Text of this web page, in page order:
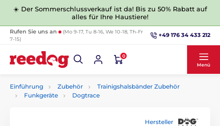
☀️ Der Sommerschlussverkauf ist da! Bis zu 50% Rabatt auf
alles für Ihre Haustiere!
Rufen Sie uns an
(Mo 9-17, Tu 8-16, We 10-18, Th-Fr
7-15)
+49 176 34 433 212
0
Menü
Einführung Zubehör
Trainigshalsbänder Zubehör
Funkgeräte
Dogtrace
Hersteller